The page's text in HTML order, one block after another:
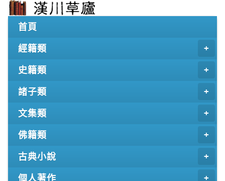
首頁
經籍類
史籍類
諸子類
文集類
佛籍類
古典小說
個人著作